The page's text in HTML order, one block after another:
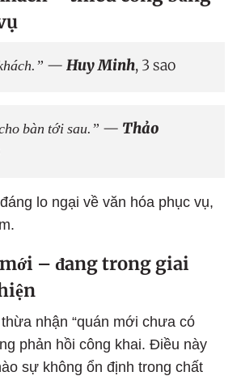
— Huy Minh, 3 sao
bàn tới sau.” — Thảo
lo ngại về văn hóa phục vụ,
mới – đang trong giai
nhận “quán mới chưa có
phản hồi công khai. Điều này
sự không ổn định trong chất